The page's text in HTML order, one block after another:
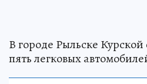
В городе Рыльске
пять легковых